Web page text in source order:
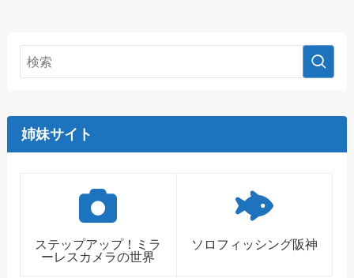
姉妹サイト
ステップアップ！ミラ
ーレスカメラの世界
ソロフィッシング阪神